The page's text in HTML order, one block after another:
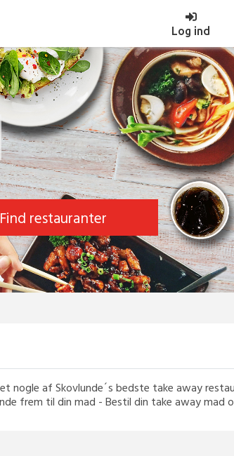
Log ind
Find restauranter
nogle af Skovlunde´s bedste take away
frem til din mad - Bestil din take away mad